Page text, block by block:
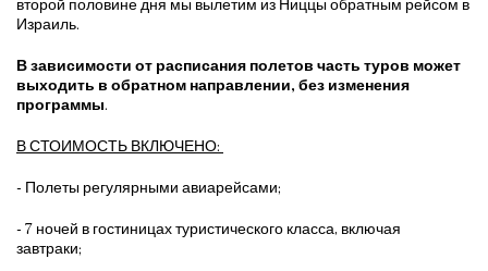
второй половине дня мы вылетим из Ниццы обратным рейсом в
Израиль.
В зависимости от расписания полетов часть туров может
выходить в обратном направлении, без изменения
программы.
В СТОИМОСТЬ ВКЛЮЧЕНО:
- Полеты регулярными авиарейсами;
- 7 ночей в гостиницах туристического класса, включая
завтраки;